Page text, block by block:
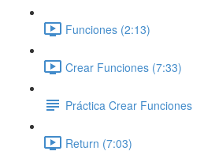
Funciones (2:13)
Crear Funciones (7:33)
Práctica Crear Funciones
Return (7:03)